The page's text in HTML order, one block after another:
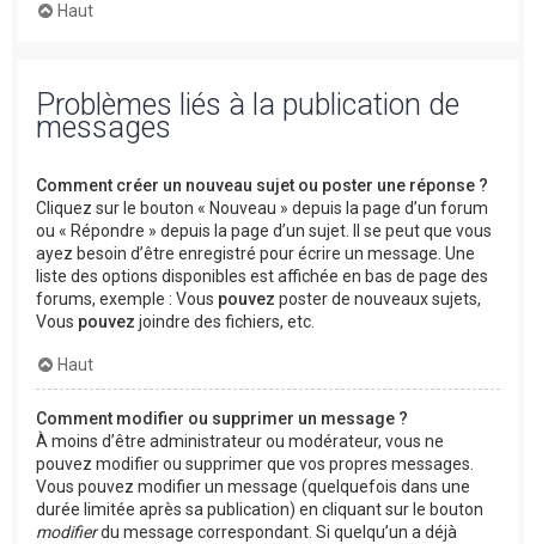
Haut
Problèmes liés à la publication de
messages
Comment créer un nouveau sujet ou poster une réponse ?
Cliquez sur le bouton « Nouveau » depuis la page d’un forum
ou « Répondre » depuis la page d’un sujet. Il se peut que vous
ayez besoin d’être enregistré pour écrire un message. Une
liste des options disponibles est affichée en bas de page des
forums, exemple : Vous pouvez poster de nouveaux sujets,
Vous pouvez joindre des fichiers, etc.
Haut
Comment modifier ou supprimer un message ?
À moins d’être administrateur ou modérateur, vous ne
pouvez modifier ou supprimer que vos propres messages.
Vous pouvez modifier un message (quelquefois dans une
durée limitée après sa publication) en cliquant sur le bouton
modifierdu message correspondant. Si quelqu’un a déjà